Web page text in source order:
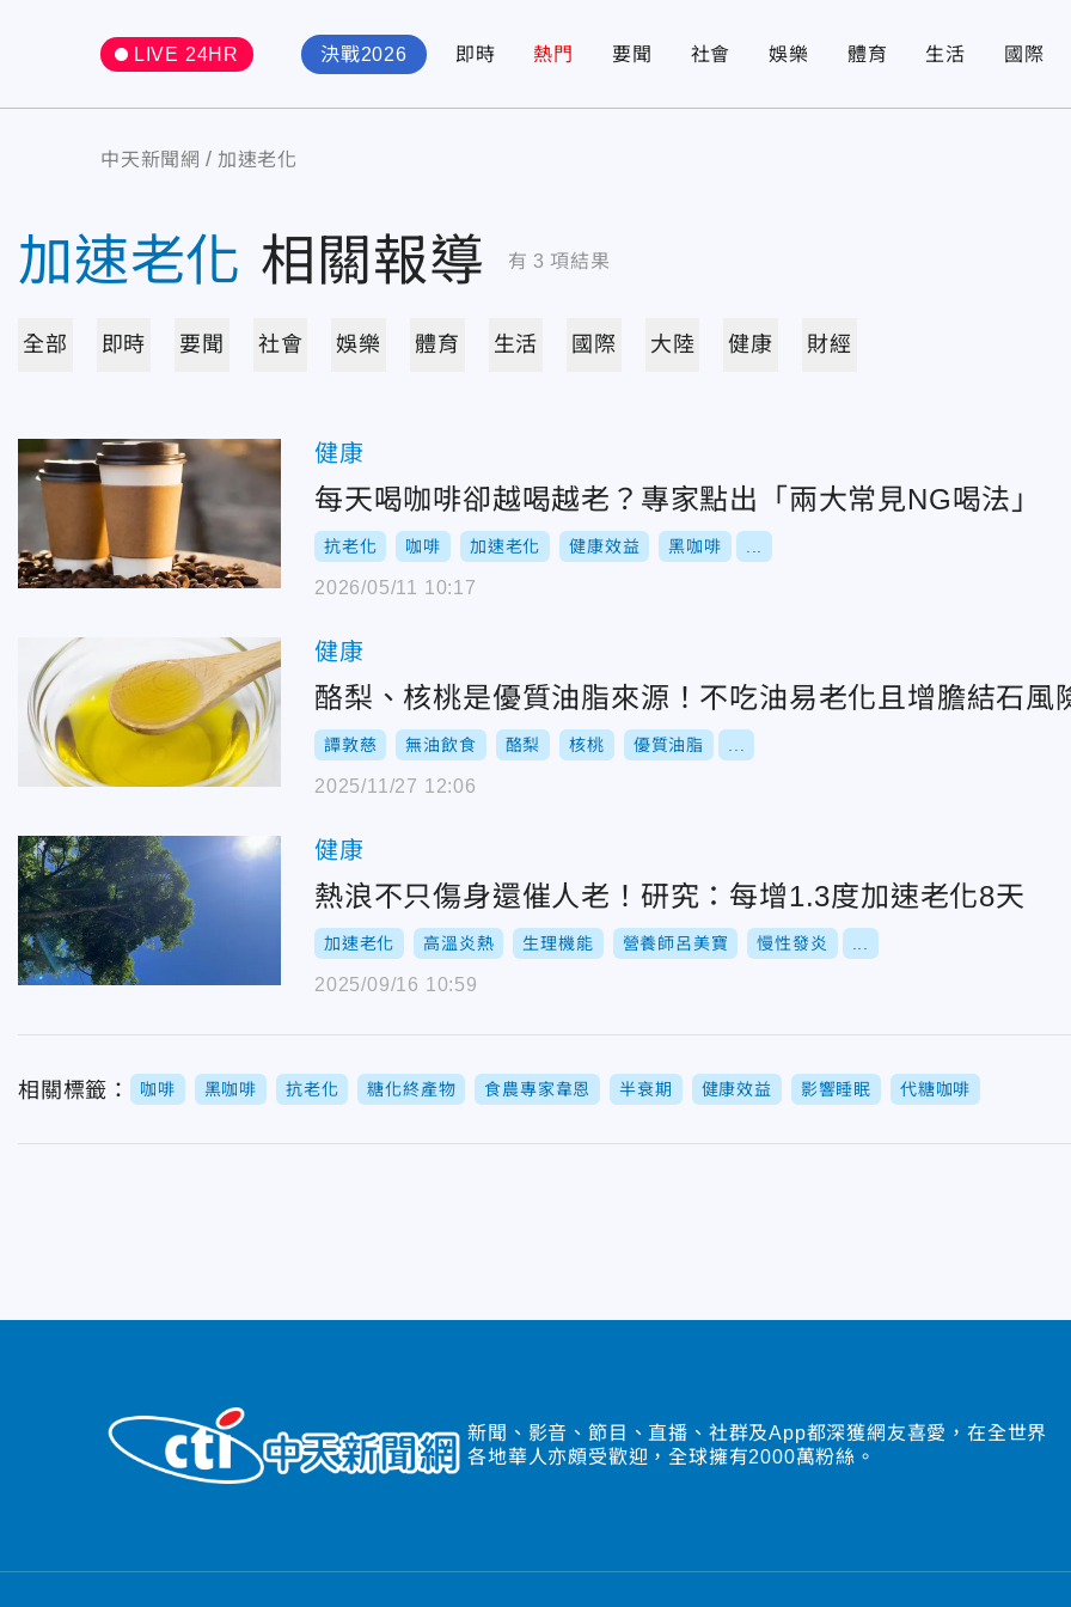
LIVE 24HR 決戰2026 即時 熱門 要聞 社會 娛樂 體育 生活 國際
中天新聞網 加速老化
加速老化 相關報導 有 3 項結果
全部 即時 要聞 社會 娛樂 體育 生活 國際 大陸 健康 財經
健康
每天喝咖啡卻越喝越老？專家點出「兩大常見NG喝法」
抗老化 咖啡 加速老化 健康效益 黑咖啡
2026/05/11 10:17
健康
酪梨、核桃是優質油脂來源！不吃油易老化且增膽結石風
譚敦慈 無油飲食 酪梨 核桃 優質油脂
2025/11/27 12:06
健康
熱浪不只傷身還催人老！研究：每增1.3度加速老化8天
加速老化 高溫炎熱 生理機能 營養師呂美寶 慢性發炎
2025/09/16 10:59
相關標籤： 咖啡 黑咖啡 抗老化 糖化終產物 食農專家韋恩 半衰期 健康效益 影響睡眠 代糖咖啡
新聞、影音、節目、直播、社群及App都深獲網友喜愛，在全世界
各地華人亦頗受歡迎，全球擁有2000萬粉絲。